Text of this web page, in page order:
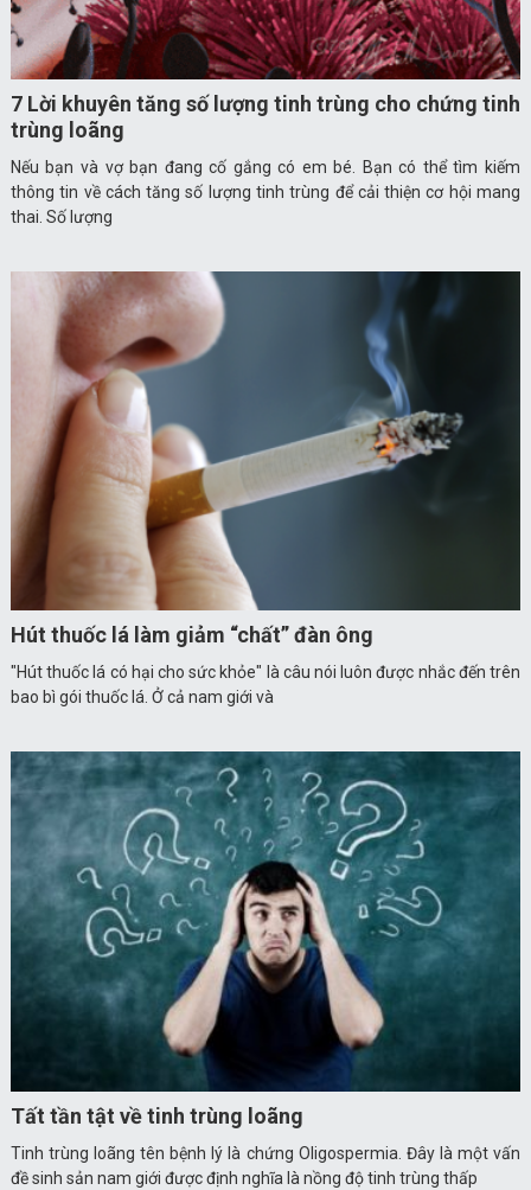
7 Lời khuyên tăng số lượng tinh trùng cho chứng tinh
trùng loãng
Nếu bạn và vợ bạn đang cố gắng có em bé. Bạn có thể tìm kiếm
thông tin về cách tăng số lượng tinh trùng để cải thiện cơ hội mang
thai. Số lượng
Hút thuốc lá làm giảm “chất” đàn ông
"Hút thuốc lá có hại cho sức khỏe" là câu nói luôn được nhắc đến trên
bao bì gói thuốc lá. Ở cả nam giới và
Tất tần tật về tinh trùng loãng
Tinh trùng loãng tên bệnh lý là chứng Oligospermia. Đây là một vấn
đề sinh sản nam giới được định nghĩa là nồng độ tinh trùng thấp